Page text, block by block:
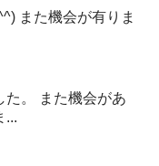
また機会が有りま
た。 また機会があ
...